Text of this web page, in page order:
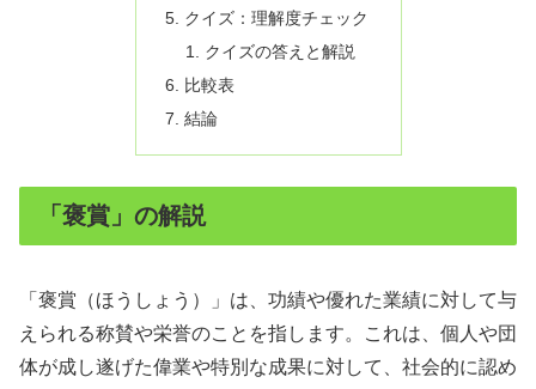
クイズ：理解度チェック
クイズの答えと解説
比較表
結論
「褒賞」の解説
「褒賞（ほうしょう）」は、功績や優れた業績に対して与
えられる称賛や栄誉のことを指します。これは、個人や団
体が成し遂げた偉業や特別な成果に対して、社会的に認め